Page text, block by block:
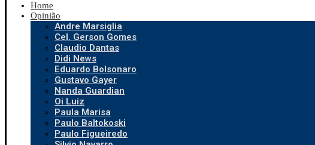
Home
Opinião
Andre Marsiglia
Cel. Gerson Gomes
Claudio Dantas
Didi News
Eduardo Bolsonaro
Gustavo Gayer
Nanda Guardian
Oi Luiz
Paula Marisa
Paulo Baltokoski
Paulo Figueiredo